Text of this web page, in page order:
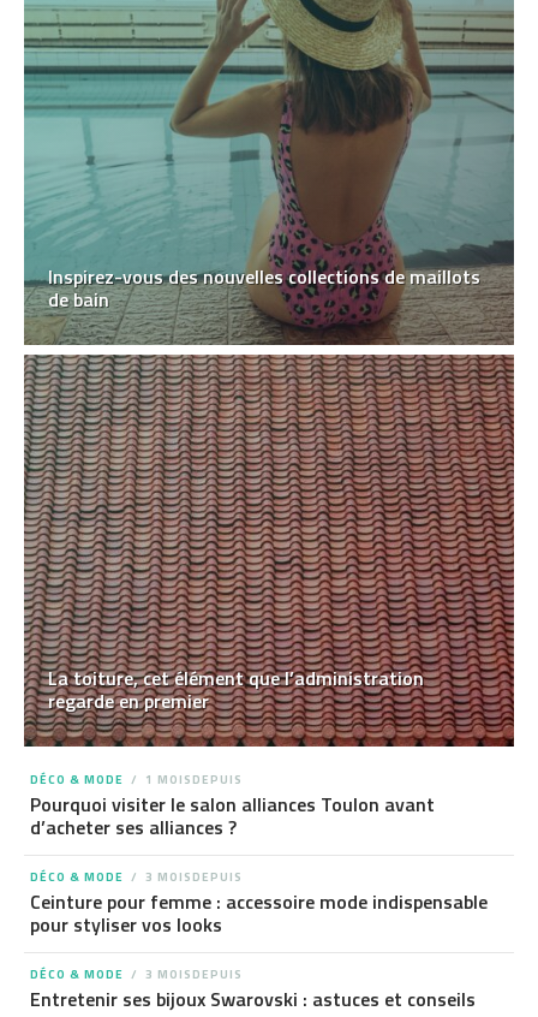
Inspirez-vous des nouvelles collections de maillots
de bain
La toiture, cet élément que l’administration
regarde en premier
DÉCO & MODE 1 MOISDEPUIS
Pourquoi visiter le salon alliances Toulon avant
d’acheter ses alliances ?
DÉCO & MODE 3 MOISDEPUIS
Ceinture pour femme : accessoire mode indispensable
pour styliser vos looks
DÉCO & MODE 3 MOISDEPUIS
Entretenir ses bijoux Swarovski : astuces et conseils